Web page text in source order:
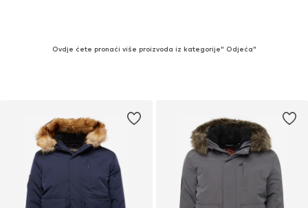
Ovdje ćete pronaći više proizvoda iz kategorije" Odjeća"